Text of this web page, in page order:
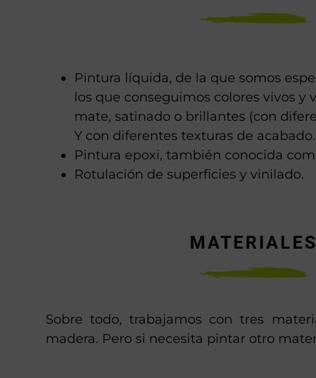
Pintura líquida, de la que somos
los que conseguimos colores vivos y
mate, satinado o brillantes (con
Y con diferentes texturas de acabado.
Pintura epoxi, también conocida
Rotulación de superficies y vinilado.
MATERIALES
Sobre todo, trabajamos con tres
madera. Pero si necesita pintar otro